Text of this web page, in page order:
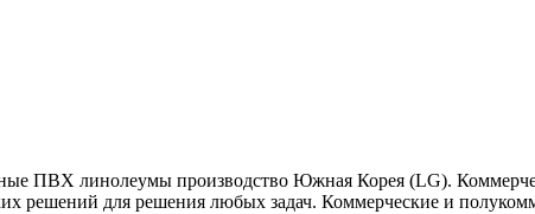
ПВХ линолеумы производство Южная Корея (LG).
решений для решения любых задач. Коммерческие и